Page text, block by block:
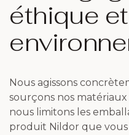
éthique et
Nous agissons
sourçons nos
nous limitons les
produit Nildor que